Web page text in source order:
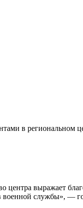
в региональном
центра выражает
службы», —